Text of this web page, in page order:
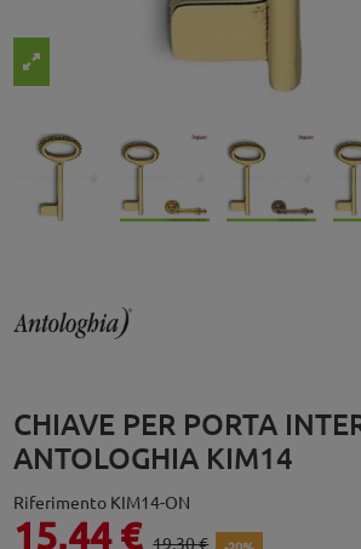
CHIAVE PER PORTA
ANTOLOGHIA KIM14
Riferimento KIM14-ON
15,44 € 19,30 €